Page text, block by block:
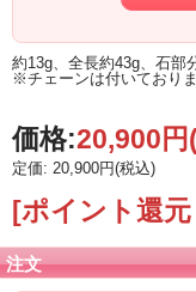
約13g、全長約43g、石部
※チェーンは付いており
価格:20,900円
定価: 20,900円(税込)
[ポイント還
注文